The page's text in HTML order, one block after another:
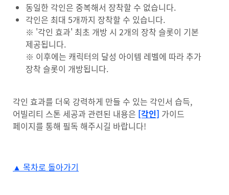
동일한 각인은 중복해서 장착할 수 없습니다.
각인은 최대 5개까지 장착할 수 있습니다.
※ '각인 효과' 최초 개방 시 2개의 장착 슬롯이 기본
제공됩니다.
※ 이후에는 캐릭터의 달성 아이템 레벨에 따라 추가
장착 슬롯이 개방됩니다.
각인 효과를 더욱 강력하게 만들 수 있는 각인서 습득,
어빌리티 스톤 세공과 관련된 내용은 [각인] 가이드
페이지를 통해 필독 해주시길 바랍니다!
▲ 목차로 돌아가기